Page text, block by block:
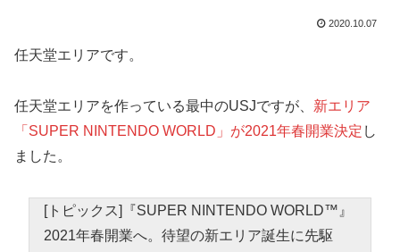
2020.10.07
任天堂エリアです。
任天堂エリアを作っている最中のUSJですが、 新エリア
「SUPER NINTENDO WORLD」が2021年春開業決定 し
ました。
[トピックス]『SUPER NINTENDO WORLD™』
2021年春開業へ。待望の新エリア誕生に先駆